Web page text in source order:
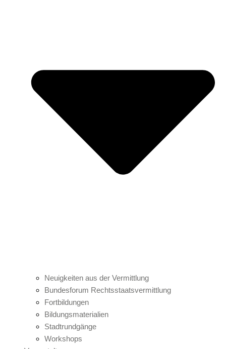
Neuigkeiten aus der Vermittlung
Bundesforum Rechtsstaatsvermittlung
Fortbildungen
Bildungsmaterialien
Stadtrundgänge
Workshops